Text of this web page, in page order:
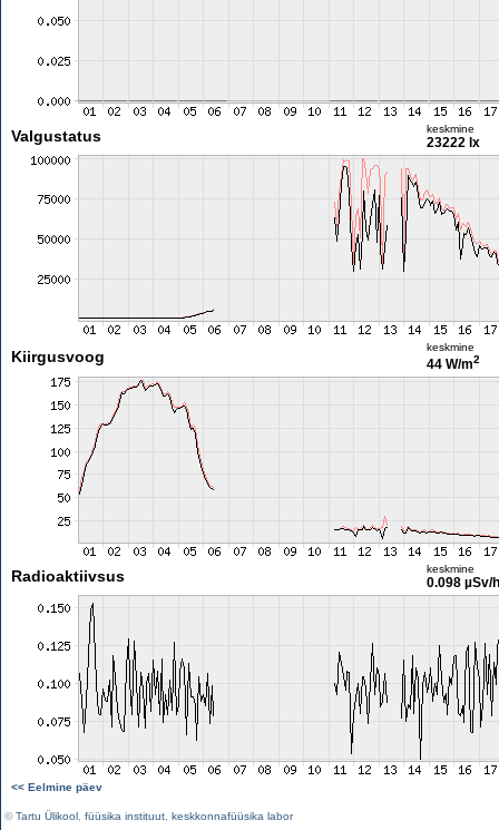
Valgustatus keskmine
23222 lx
Kiirgusvoog
keskmine
44 W/m2
Radioaktiivsus keskmine
0.098 µSv/h
<< Eelmine päev
©Tartu Ülikool füüsika instituut keskkonnafüüsika labor